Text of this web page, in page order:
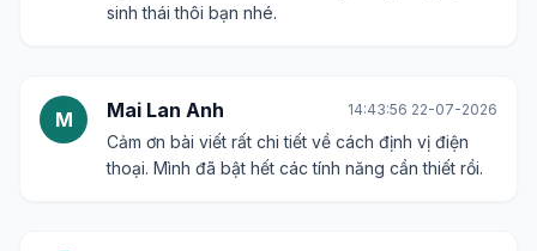
sinh thái thôi bạn nhé.
M Mai Lan Anh 14:43:56 22-07-2026
Cảm ơn bài viết rất chi tiết về cách định vị điện
thoại. Mình đã bật hết các tính năng cần thiết rồi.